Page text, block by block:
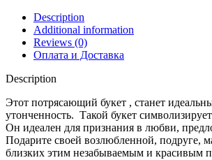
Description
Additional information
Reviews (0)
Оплата и Доставка
Description
Этот потрясающий букет , станет
утонченность. Такой букет
Он идеален для признания в любви,
Подарите своей возлюбленной, подруге,
близких этим незабываемым и красивым